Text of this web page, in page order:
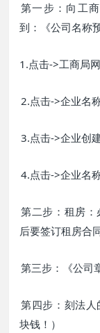
第一步：向工
到：《公司名称
1.点击->工商局
2.点击->企业名
3.点击->企业创
4.点击->企业名
第二步：租房
后要签订租房合
第三步：《公司
第四步：刻法
块钱！）